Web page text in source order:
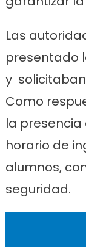
Las
presentado
y
Como
la
horario de
alumnos,
seguridad.